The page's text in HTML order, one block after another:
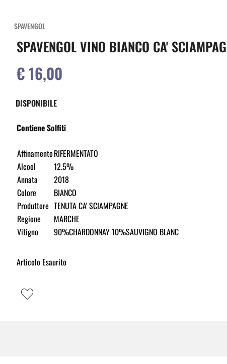
SPAVENGOL
SPAVENGOL VINO BIANCO CA'
€ 16,00
DISPONIBILE
Contiene Solfiti
AffinamentoRIFERMENTATO
Alcool
12.5%
Annata
2018
Colore
BIANCO
Produttore TENUTA CA' SCIAMPAGNE
Regione
MARCHE
Vitigno
90%CHARDONNAY 10%SAUVIGNO BLANC
Articolo Esaurito